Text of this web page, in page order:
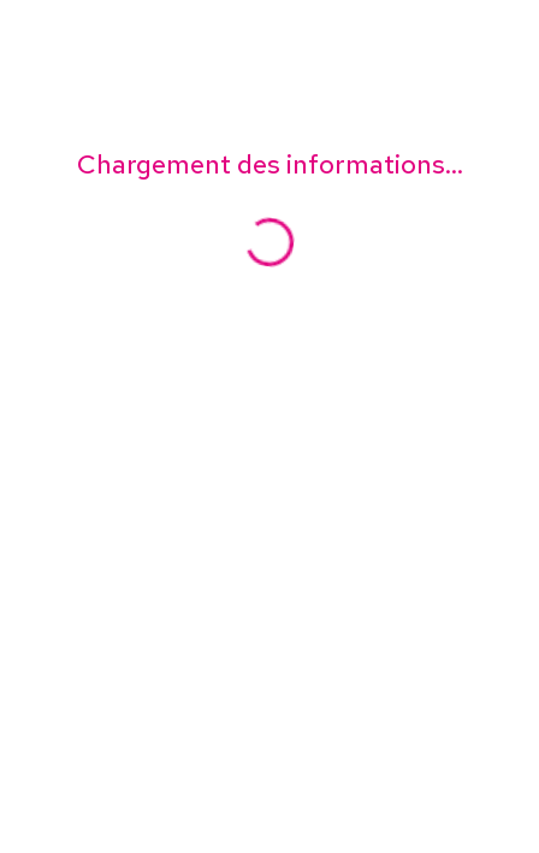
Chargement des informations...